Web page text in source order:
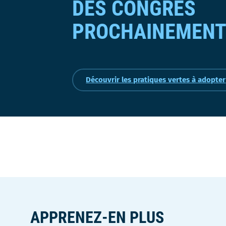
DES CONGRÈS
Découvrir les pratiques vertes à adopter
APPRENEZ-EN PLUS